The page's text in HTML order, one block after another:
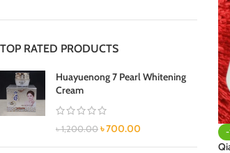
TOP RATED PRODUCTS
Huayuenong 7 Pearl Whitening
Cream
৳1,200.00 ৳700.00